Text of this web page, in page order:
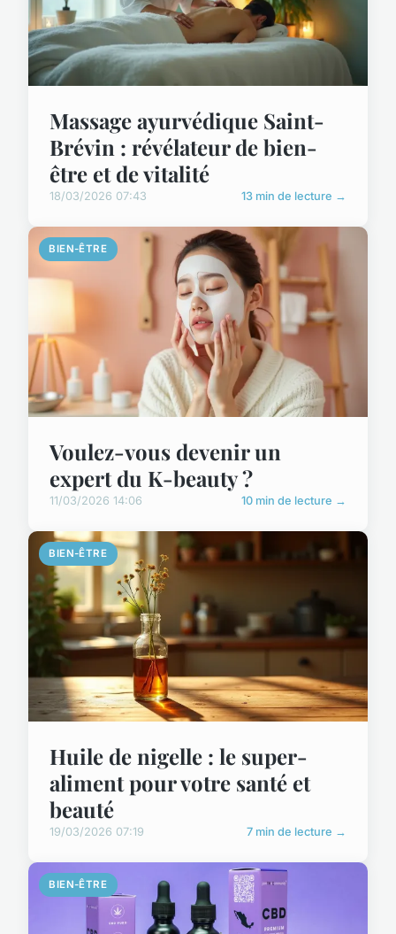
Massage ayurvédique Saint-
Brévin : révélateur de bien-
être et de vitalité
18/03/2026 07:43 13 min de lecture →
BIEN-ÊTRE
Voulez-vous devenir un
expert du K-beauty ?
11/03/2026 14:06 10 min de lecture →
BIEN-ÊTRE
Huile de nigelle : le super-
aliment pour votre santé et
beauté
19/03/2026 07:19 7 min de lecture →
BIEN-ÊTRE